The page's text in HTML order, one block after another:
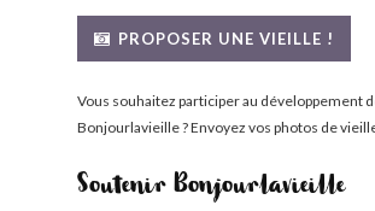
PROPOSER UNE VIEILLE !
Vous souhaitez participer au développement
Bonjourlavieille ? Envoyez vos photos de
Soutenir Bonjourlavieille